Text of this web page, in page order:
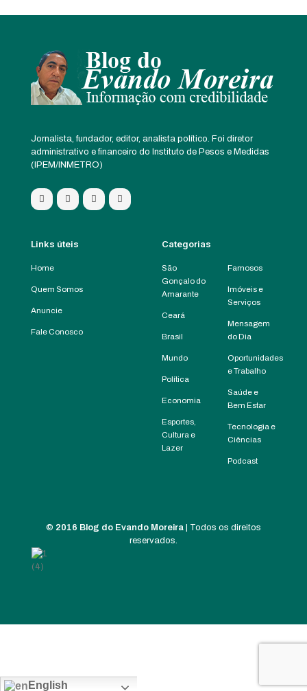
Jornalista, fundador, editor, analista político. Foi diretor
administrativo e financeiro do Instituto de Pesos e Medidas
(IPEM/INMETRO)
Links úteis
Home
Quem Somos
Anuncie
Fale Conosco
Categorias
São
Gonçalo do
Amarante
Ceará
Brasil
Mundo
Política
Economia
Esportes,
Cultura e
Lazer
Famosos
Imóveis e
Serviços
Mensagem
do Dia
Oportunidades
e Trabalho
Saúde e
Bem Estar
Tecnologia e
Ciências
Podcast
© 2016 Blog do Evando Moreira | Todos os direitos
reservados.
English